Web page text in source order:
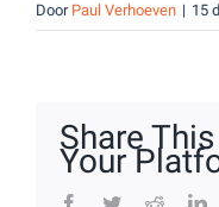
Door Paul Verhoeven | 15
Share
Your
Facebook
TwitterReddit